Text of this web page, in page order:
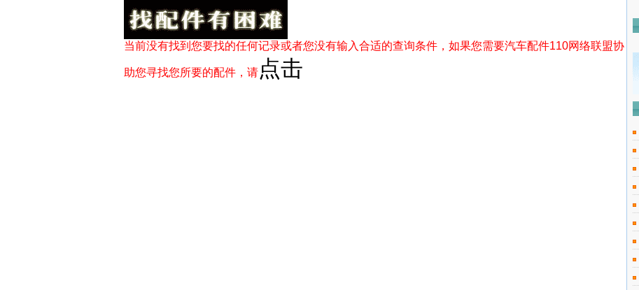
当前没有找到您要找的任何记录或者您没有输入合适的查询条件，如果您需要汽车配件110网络联盟协
助您寻找您所要的配件，请 点击